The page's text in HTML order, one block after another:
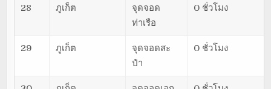
28 ภูเก็ต
จุดจอด
ท่าเรือ
0 ชั่วโมง
29 ภูเก็ต
จุดจอดสะ
ปำ
0 ชั่วโมง